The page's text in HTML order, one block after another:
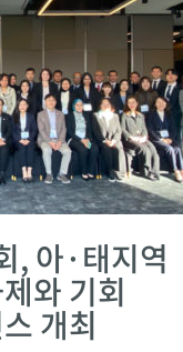
, 아·태지역
와 기회
개최